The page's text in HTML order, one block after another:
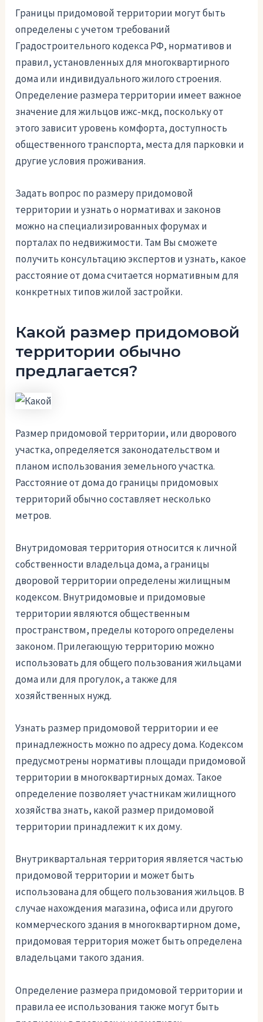
Границы придомовой территории могут быть
определены с учетом требований
Градостроительного кодекса РФ, нормативов и
правил, установленных для многоквартирного
дома или индивидуального жилого строения.
Определение размера территории имеет важное
значение для жильцов ижс-мкд, поскольку от
этого зависит уровень комфорта, доступность
общественного транспорта, места для парковки и
другие условия проживания.
Задать вопрос по размеру придомовой
территории и узнать о нормативах и законов
можно на специализированных форумах и
порталах по недвижимости. Там Вы сможете
получить консультацию экспертов и узнать, какое
расстояние от дома считается нормативным для
конкретных типов жилой застройки.
Какой размер придомовой
территории обычно
предлагается?
Размер придомовой территории, или дворового
участка, определяется законодательством и
планом использования земельного участка.
Расстояние от дома до границы придомовых
территорий обычно составляет несколько
метров.
Внутридомовая территория относится к личной
собственности владельца дома, а границы
дворовой территории определены жилищным
кодексом. Внутридомовые и придомовые
территории являются общественным
пространством, пределы которого определены
законом. Прилегающую территорию можно
использовать для общего пользования жильцами
дома или для прогулок, а также для
хозяйственных нужд.
Узнать размер придомовой территории и ее
принадлежность можно по адресу дома. Кодексом
предусмотрены нормативы площади придомовой
территории в многоквартирных домах. Такое
определение позволяет участникам жилищного
хозяйства знать, какой размер придомовой
территории принадлежит к их дому.
Внутриквартальная территория является частью
придомовой территории и может быть
использована для общего пользования жильцов. В
случае нахождения магазина, офиса или другого
коммерческого здания в многоквартирном доме,
придомовая территория может быть определена
владельцами такого здания.
Определение размера придомовой территории и
правила ее использования также могут быть